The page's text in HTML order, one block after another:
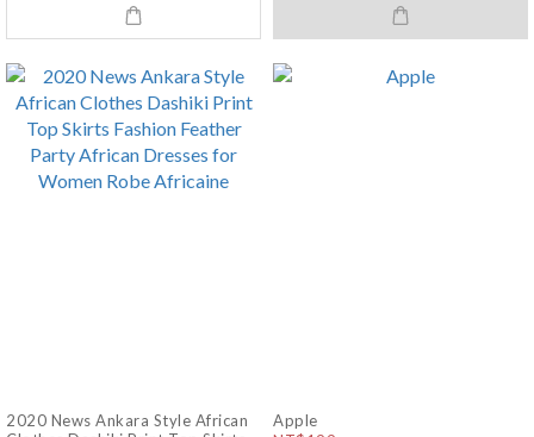
2020 News Ankara Style African
Apple